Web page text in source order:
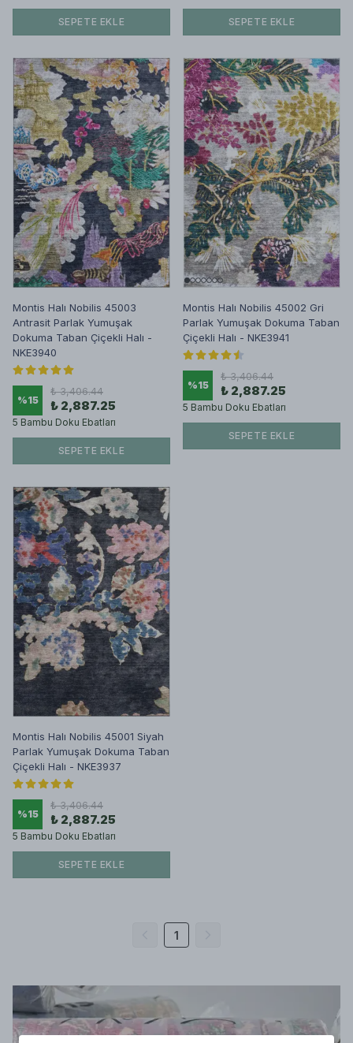
SEPETE EKLE SEPETE EKLE
Montis Halı Nobilis 45003
Antrasit Parlak Yumuşak
Dokuma Taban Çiçekli Halı -
NKE3940
%15
₺ 3,406.44
₺ 2,887.25
5 Bambu Doku Ebatları
SEPETE EKLE
Montis Halı Nobilis 45002 Gri
Parlak Yumuşak Dokuma Taban
Çiçekli Halı - NKE3941
%15
₺ 3,406.44
₺ 2,887.25
5 Bambu Doku Ebatları
SEPETE EKLE
Montis Halı Nobilis 45001 Siyah
Parlak Yumuşak Dokuma Taban
Çiçekli Halı - NKE3937
%15
₺ 3,406.44
₺ 2,887.25
5 Bambu Doku Ebatları
SEPETE EKLE
1